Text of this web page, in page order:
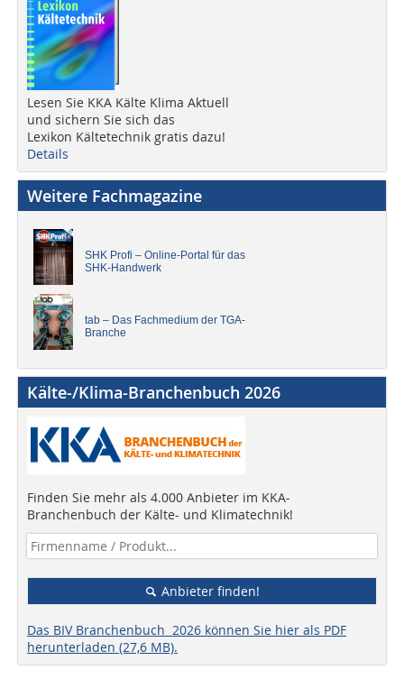
Lesen Sie KKA Kälte Klima Aktuell
und sichern Sie sich das
Lexikon Kältetechnik gratis dazu!
Details
Weitere Fachmagazine
SHK Profi – Online-Portal für das
SHK-Handwerk
tab – Das Fachmedium der TGA-
Branche
Kälte-/Klima-Branchenbuch 2026
Finden Sie mehr als 4.000 Anbieter im KKA-
Branchenbuch der Kälte- und Klimatechnik!
Anbieter finden!
Das BIV Branchenbuch 2026 können Sie hier als PDF
herunterladen (27,6 MB).